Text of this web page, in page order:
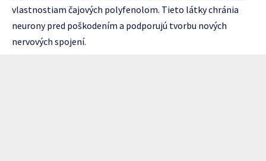
vlastnostiam čajových polyfenolom. Tieto látky chránia
neurony pred poškodením a podporujú tvorbu nových
nervových spojení.